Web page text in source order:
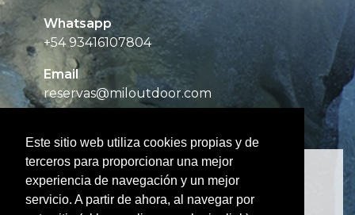
Este sitio web utiliza cookies propias y de
terceros para proporcionar una mejor
experiencia de navegación y un mejor
servicio. A partir de ahora, al navegar por
Whatsapp
+54 93416107804
Email
reservas@miloutdoor.com